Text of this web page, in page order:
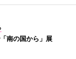
南の国から」展